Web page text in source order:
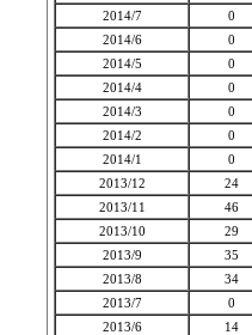
2014/7
0
2014/6
0
2014/5
0
2014/4
0
2014/3
0
2014/2
0
2014/1
0
2013/12
24
2013/11
46
2013/10
29
2013/9
35
2013/8
34
2013/7
0
2013/6
14